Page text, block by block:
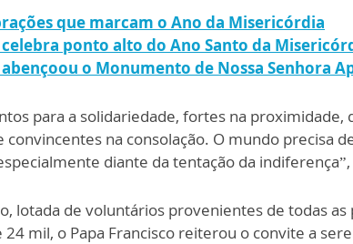
que marcam o Ano da Misericórdia
celebra ponto alto do Ano Santo da
abençoou o Monumento de Nossa Senhora
para a solidariedade, fortes na proximidade,
convincentes na consolação. O mundo precisa
diante da tentação da
lotada de voluntários provenientes de todas
mil, o Papa Francisco reiterou o convite a